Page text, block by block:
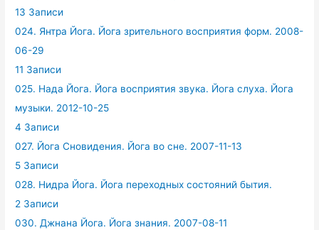
13 Записи
024. Янтра Йога. Йога зрительного восприятия форм. 2008-
06-29
11 Записи
025. Нада Йога. Йога восприятия звука. Йога слуха. Йога
музыки. 2012-10-25
4 Записи
027. Йога Сновидения. Йога во сне. 2007-11-13
5 Записи
028. Нидра Йога. Йога переходных состояний бытия.
2 Записи
030. Джнана Йога. Йога знания. 2007-08-11